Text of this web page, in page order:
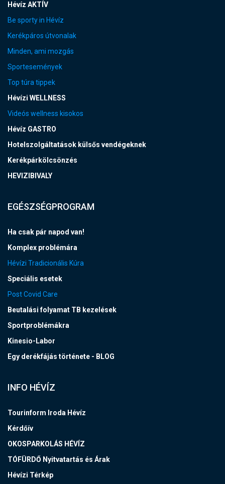
Hévíz AKTÍV
Be sporty in Hévíz
Kerékpáros útvonalak
Minden, ami mozgás
Sportesemények
Top túra tippek
Hévízi WELLNESS
Videós wellness kisokos
Hévíz GASTRO
Hotelszolgáltatások külsős vendégeknek
Kerékpárkölcsönzés
HEVIZIBIVALY
EGÉSZSÉGPROGRAM
Ha csak pár napod van!
Komplex problémára
Hévízi Tradicionális Kúra
Speciális esetek
Post Covid Care
Beutalási folyamat TB kezelések
Sportproblémákra
Kinesio-Labor
Egy derékfájás története - BLOG
INFO HÉVÍZ
Tourinform Iroda Hévíz
Kérdőív
OKOSPARKOLÁS HÉVÍZ
TÓFÜRDŐ Nyitvatartás és Árak
Hévízi Térkép